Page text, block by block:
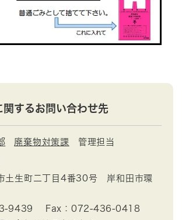
関するお問い合わせ先
廃棄物対策課 管理担当
土生町二丁目4番30号 岸和田市環
9439
Fax：072-436-0418